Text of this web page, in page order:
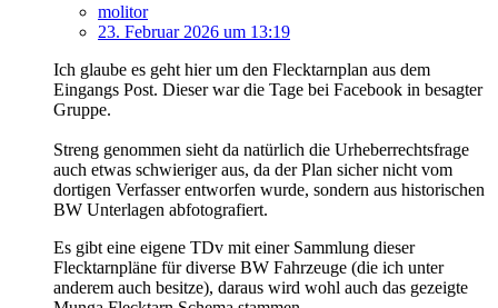
molitor
23. Februar 2026 um 13:19
Ich glaube es geht hier um den Flecktarnplan aus dem
Eingangs Post. Dieser war die Tage bei Facebook in besagter
Gruppe.
Streng genommen sieht da natürlich die Urheberrechtsfrage
auch etwas schwieriger aus, da der Plan sicher nicht vom
dortigen Verfasser entworfen wurde, sondern aus historischen
BW Unterlagen abfotografiert.
Es gibt eine eigene TDv mit einer Sammlung dieser
Flecktarnpläne für diverse BW Fahrzeuge (die ich unter
anderem auch besitze), daraus wird wohl auch das gezeigte